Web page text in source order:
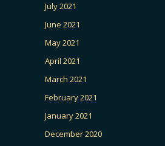
July 2021
June 2021
May 2021
April 2021
March 2021
February 2021
January 2021
December 2020